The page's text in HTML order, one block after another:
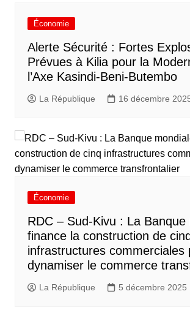
Économie
Alerte Sécurité : Fortes
Prévues à Kilia pour la
l’Axe Kasindi-Beni-Butembo
La République 16 décembre
Économie
RDC – Sud-Kivu : La Banque
finance la construction de
infrastructures commerciales
dynamiser le commerce
La République 5 décembre 2025